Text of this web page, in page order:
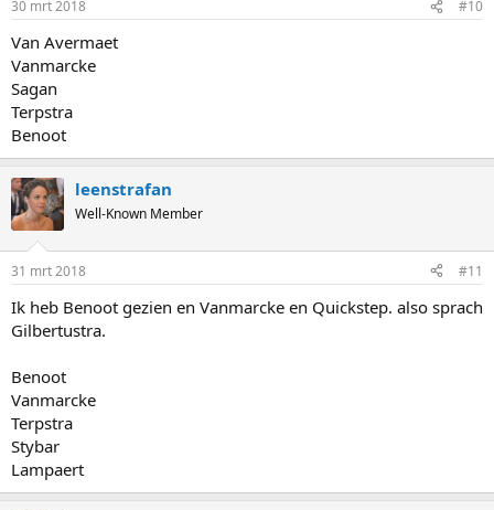
30 mrt 2018 #10
Van Avermaet
Vanmarcke
Sagan
Terpstra
Benoot
leenstrafan
Well-Known Member
31 mrt 2018 #11
Ik heb Benoot gezien en Vanmarcke en Quickstep. also sprach
Gilbertustra.
Benoot
Vanmarcke
Terpstra
Stybar
Lampaert